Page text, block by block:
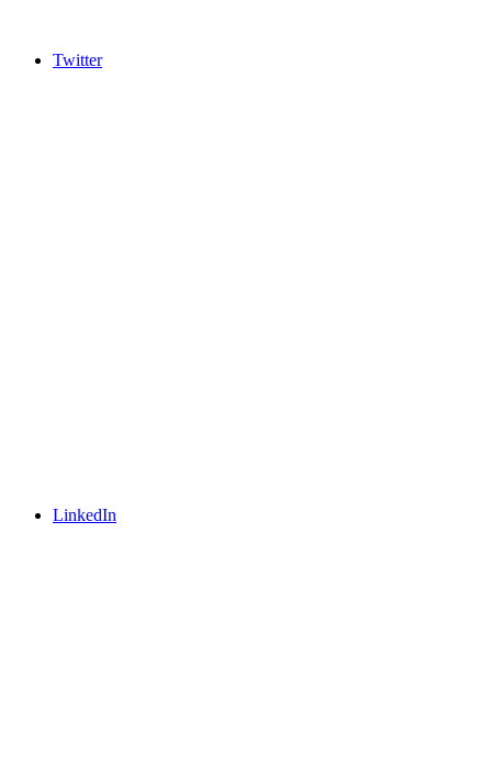
Twitter
LinkedIn